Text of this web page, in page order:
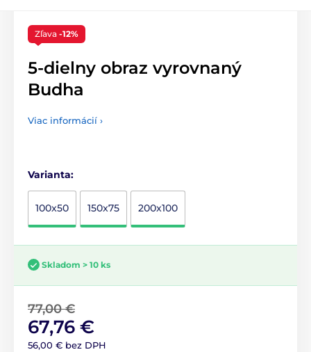
Zľava -12%
5-dielny obraz vyrovnaný
Budha
Viac informácií ›
Varianta:
100x50 150x75 200x100
Skladom > 10 ks
77,00 €
67,76 €
56,00 € bez DPH